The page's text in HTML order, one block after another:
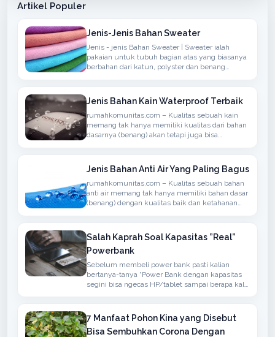
Artikel Populer
Jenis-Jenis Bahan Sweater
Jenis - jenis Bahan Sweater | Sweater ialah
pakaian untuk tubuh bagian atas yang biasanya
berbahan dari katun, polyster dan benang
ditambahkan hoodie
Jenis Bahan Kain Waterproof Terbaik
rumahkomunitas.com – Kualitas sebuah kain
memang tak hanya memiliki kualitas dari bahan
dasarnya (benang) akan tetapi juga bisa
untuk berdasarkan Jaket, Mantel atau
Jenis Bahan Anti Air Yang Paling Bagus
rumahkomunitas.com – Kualitas sebuah bahan
anti air memang tak hanya memiliki bahan dasar
(benang) dengan kualitas baik dan ketahanan
Salah Kaprah Soal Kapasitas ”Real”
Powerbank
Sebelum membeli power bank pasti kalian
bertanya-tanya “Power Bank dengan kapasitas
segini bisa ngecas HP/tablet sampai berapa kali
7 Manfaat Pohon Kina yang Disebut
Bisa Sembuhkan Corona Dengan